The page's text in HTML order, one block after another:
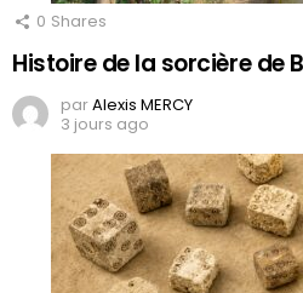
0 Shares
Histoire de la sorcière de
parAlexis MERCY
3 jours ago